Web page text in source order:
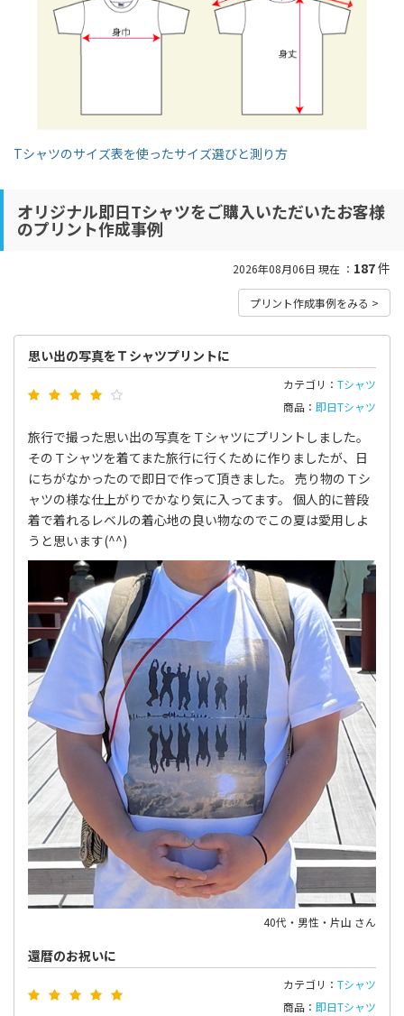
Tシャツのサイズ表を使ったサイズ選びと測り方
オリジナル即日Tシャツをご購入いただいたお客様
のプリント作成事例
2026年08月06日 現在 ： 187件
プリント作成事例をみる >
思い出の写真をＴシャツプリントに
カテゴリ： Tシャツ
商品： 即日Tシャツ
旅行で撮った思い出の写真をＴシャツにプリントしました。
そのＴシャツを着てまた旅行に行くために作りましたが、日
にちがなかったので即日で作って頂きました。 売り物のＴシ
ャツの様な仕上がりでかなり気に入ってます。 個人的に普段
着で着れるレベルの着心地の良い物なのでこの夏は愛用しよ
うと思います(^^)
40代・男性・片山 さん
還暦のお祝いに
カテゴリ： Tシャツ
商品： 即日Tシャツ